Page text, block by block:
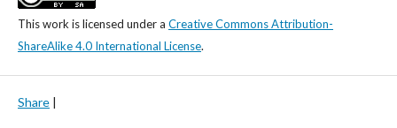
This work is licensed under a Creative Commons Attribution-
ShareAlike 4.0 International License.
Share |